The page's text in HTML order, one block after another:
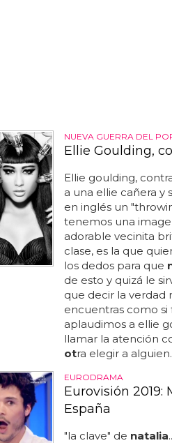
NUEVA GUERRA DEL
Ellie Goulding,
Ellie goulding,
a una ellie cañera y
en inglés un
tenemos una
adorable vecinita
clase, es la que
los dedos para que
de esto y quizá le
que decir la verdad
encuentras como si
aplaudimos a ellie
llamar la atención
otra elegir a
EURODRAMA
Eurovisión 2019:
España
"la clave" de natalia